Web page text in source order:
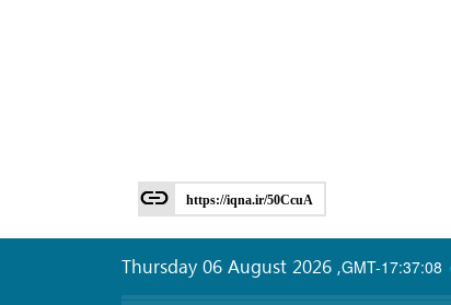
https://iqna.ir/50CcuA
GMT-17:37:08
Thursday 06 August 2026 ,